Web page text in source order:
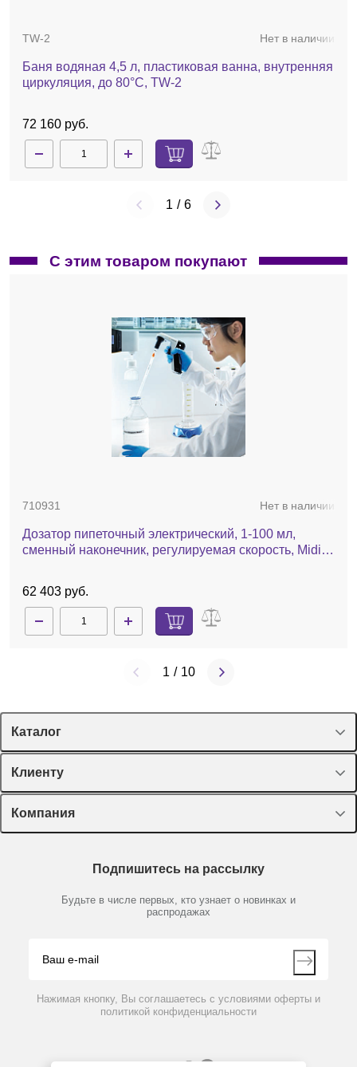
TW-2 Нет в наличии
Баня водяная 4,5 л, пластиковая ванна, внутренняя
циркуляция, до 80°С, TW-2
72 160 руб.
1 / 6
С этим товаром покупают
710931 Нет в наличии
Дозатор пипеточный электрический, 1-100 мл,
сменный наконечник, регулируемая скорость, Midi
62 403 руб.
1 / 10
Каталог
Спецпредложения
Оборудование, приборы
Пластик, стекло, принадлежности
Химические реактивы, препараты, наборы
Производители
Клиенту
Лекторий Диаэм
Доставка и оплата
Мобильное приложение
Компания
Партнеры
Контакты
Подпишитесь на рассылку
Будьте в числе первых, кто узнает о новинках и
распродажах
Нажимая кнопку, Вы соглашаетесь с условиями оферты и
политикой конфиденциальности